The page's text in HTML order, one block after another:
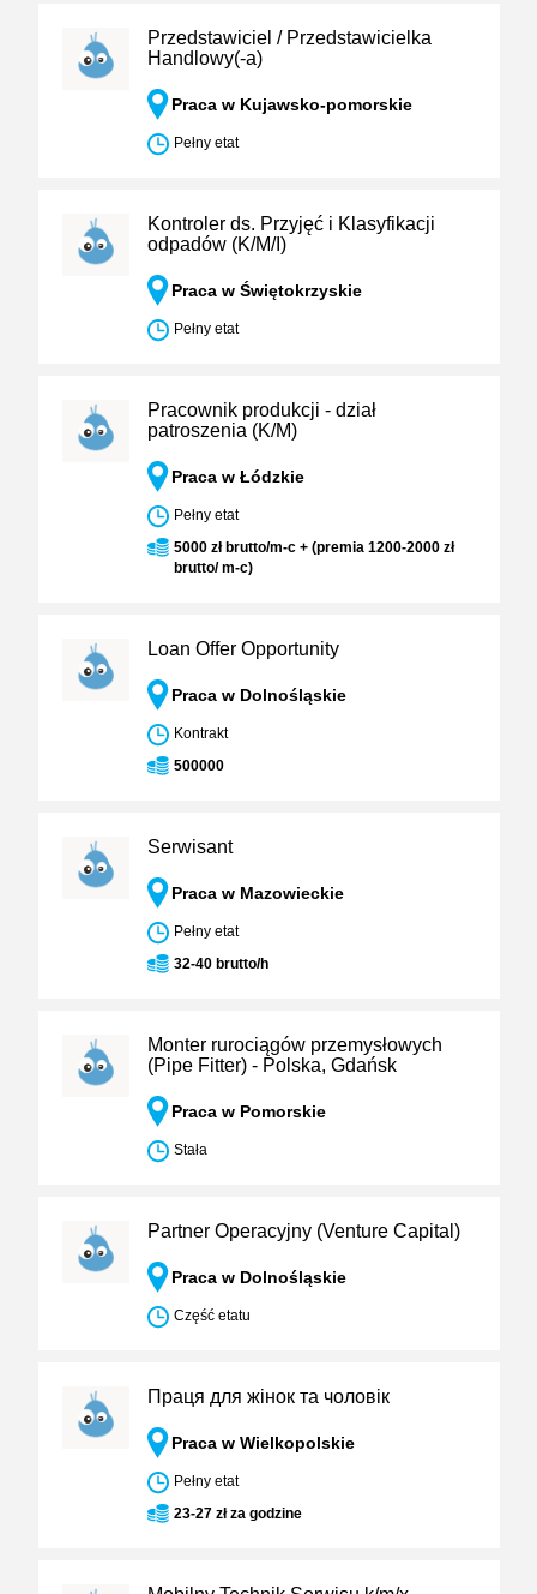
Przedstawiciel / Przedstawicielka
Handlowy(-a)
Praca w Kujawsko-pomorskie
Pełny etat
Kontroler ds. Przyjęć i Klasyfikacji
odpadów (K/M/I)
Praca w Świętokrzyskie
Pełny etat
Pracownik produkcji - dział
patroszenia (K/M)
Praca w Łódzkie
Pełny etat
5000 zł brutto/m-c + (premia 1200-2000 zł
brutto/ m-c)
Loan Offer Opportunity
Praca w Dolnośląskie
Kontrakt
500000
Serwisant
Praca w Mazowieckie
Pełny etat
32-40 brutto/h
Monter rurociągów przemysłowych
(Pipe Fitter) - Polska, Gdańsk
Praca w Pomorskie
Stała
Partner Operacyjny (Venture Capital)
Praca w Dolnośląskie
Część etatu
Праця для жінок та чоловік
Praca w Wielkopolskie
Pełny etat
23-27 zł za godzine